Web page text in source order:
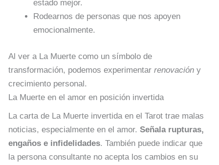
estado mejor.
Rodearnos de personas que nos apoyen
emocionalmente.
Al ver a La Muerte como un símbolo de
transformación, podemos experimentar renovación y
crecimiento personal.
La Muerte en el amor en posición invertida
La carta de La Muerte invertida en el Tarot trae malas
noticias, especialmente en el amor. Señala rupturas,
engaños e infidelidades. También puede indicar que
la persona consultante no acepta los cambios en su